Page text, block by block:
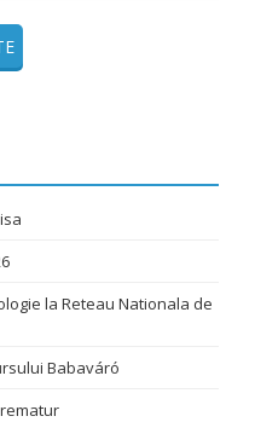
la Reteau Nationala de
Babaváró